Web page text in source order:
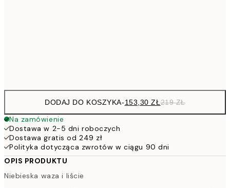
DODAJ DO KOSZYKA-153,30 ZŁ219 ZŁ
Na zamówienie
Dostawa w 2-5 dni roboczych
Dostawa gratis od 249 zł
Polityka dotycząca zwrotów w ciągu 90 dni
OPIS PRODUKTU
Niebieska waza i liście